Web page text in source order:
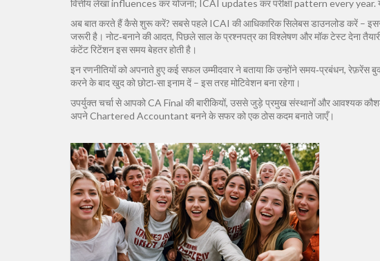
वित्तीय लेखा influences कर योजना; ICAI updates कर परीक्षा pattern every
अब बात करते हैं कैसे शुरू करें? सबसे पहले ICAI की आधिकारिक सिलेबस डाउनलोड करें –
जरूरी है। नोट‑बनाने की आदत, पिछले साल के प्रश्नपत्र का विश्लेषण और मॉक टेस्ट देना
कंटेंट रिटेंशन इस समय बेहतर होती है।
इन रणनीतियों को अपनाते हुए कई सफल उम्मीदवार ने बताया कि उन्होंने समय‑प्रबंधन, रेफ़रेंस
करने के बाद खुद को छोटा‑सा इनाम दें – इस तरह मोटिवेशन बना रहेगा।
उपर्युक्त चर्चा से आपको CA Final की बारीकियों, उससे जुड़े प्रमुख संस्थानों और आवश्यक
अपने Chartered Accountant बनने के सफर को एक ठोस कदम बनाते जाएँ।